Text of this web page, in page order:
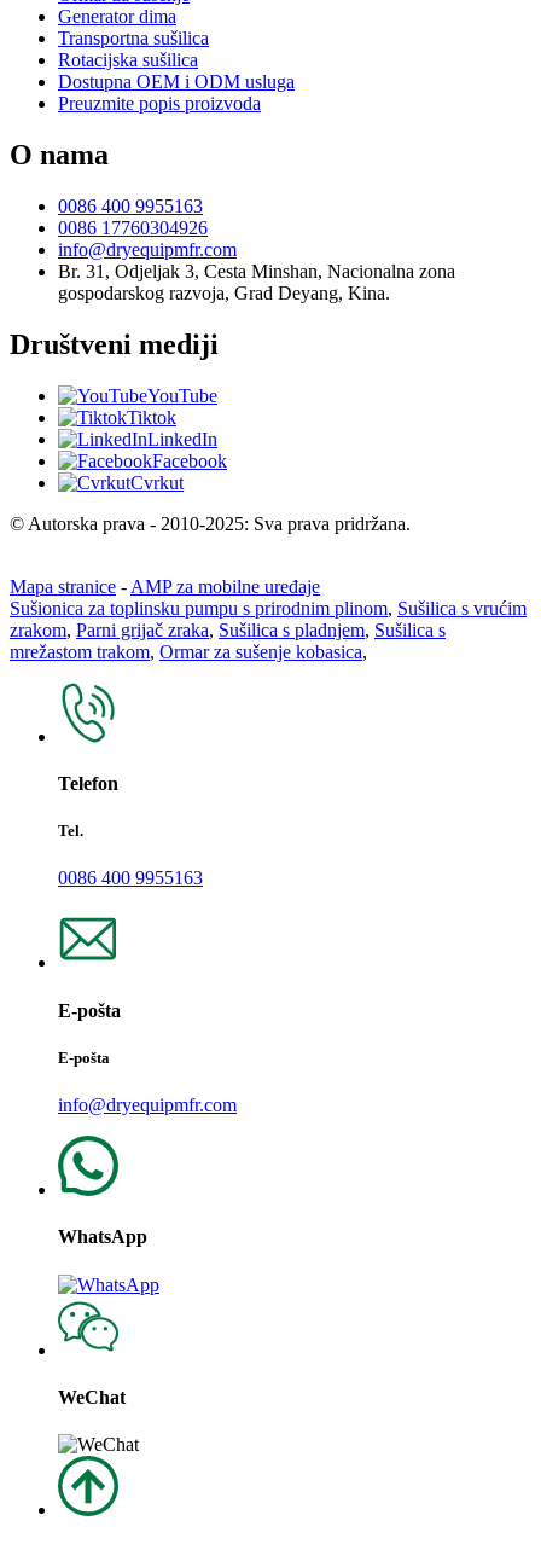
Generator dima
Transportna sušilica
Rotacijska sušilica
Dostupna OEM i ODM usluga
Preuzmite popis proizvoda
O nama
0086 400 9955163
0086 17760304926
info@dryequipmfr.com
Br. 31, Odjeljak 3, Cesta Minshan, Nacionalna zona
gospodarskog razvoja, Grad Deyang, Kina.
Društveni mediji
YouTube
Tiktok
LinkedIn
Facebook
Cvrkut
© Autorska prava - 2010-2025: Sva prava pridržana.
Mapa stranice - AMP za mobilne uređaje
Sušionica za toplinsku pumpu s prirodnim plinom, Sušilica s vrućim
zrakom, Parni grijač zraka, Sušilica s pladnjem, Sušilica s
mrežastom trakom, Ormar za sušenje kobasica,
Telefon
Tel.
0086 400 9955163
E-pošta
E-pošta
info@dryequipmfr.com
WhatsApp
WeChat